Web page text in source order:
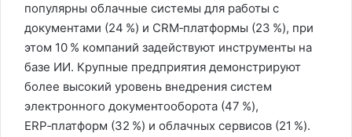
популярны облачные системы для работы с
документами (24 %) и CRM‑платформы (23 %), при
этом 10 % компаний задействуют инструменты на
базе ИИ. Крупные предприятия демонстрируют
более высокий уровень внедрения систем
электронного документооборота (47 %),
ERP‑платформ (32 %) и облачных сервисов (21 %).